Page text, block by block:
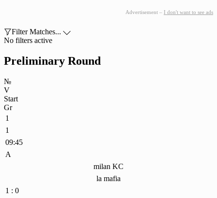
Advertisement – I don't want to see ads
Filter Matches... 
No filters active
Preliminary Round
№
V
Start
Gr
1
1
09:45
A
milan KC
la mafia
1 : 0